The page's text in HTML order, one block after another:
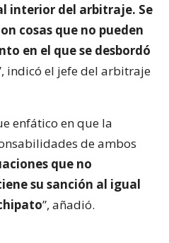
interior del arbitraje. Se
cosas que no pueden
en el que se desbordó
indicó el jefe del arbitraje
enfático en que la
de ambos
que no
su sanción al igual
”, añadió.